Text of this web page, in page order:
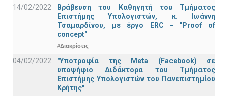
14/02/2022
Βράβευση του Καθηγητή του Τμήματος
Επιστήμης Υπολογιστών, κ. Ιωάννη
Τσαμαρδίνου, με έργο ERC - "Proof of
concept"
#Διακρίσεις
04/02/2022
"Υποτροφία της Meta (Facebook) σε
υποψήφιο Διδάκτορα του Τμήματος
Επιστήμης Υπολογιστών του Πανεπιστημίου
Κρήτης"